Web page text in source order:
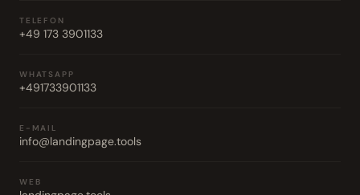
TELEFON
+49 173 3901133
WHATSAPP
+491733901133
E-MAIL
info@landingpage.tools
WEB